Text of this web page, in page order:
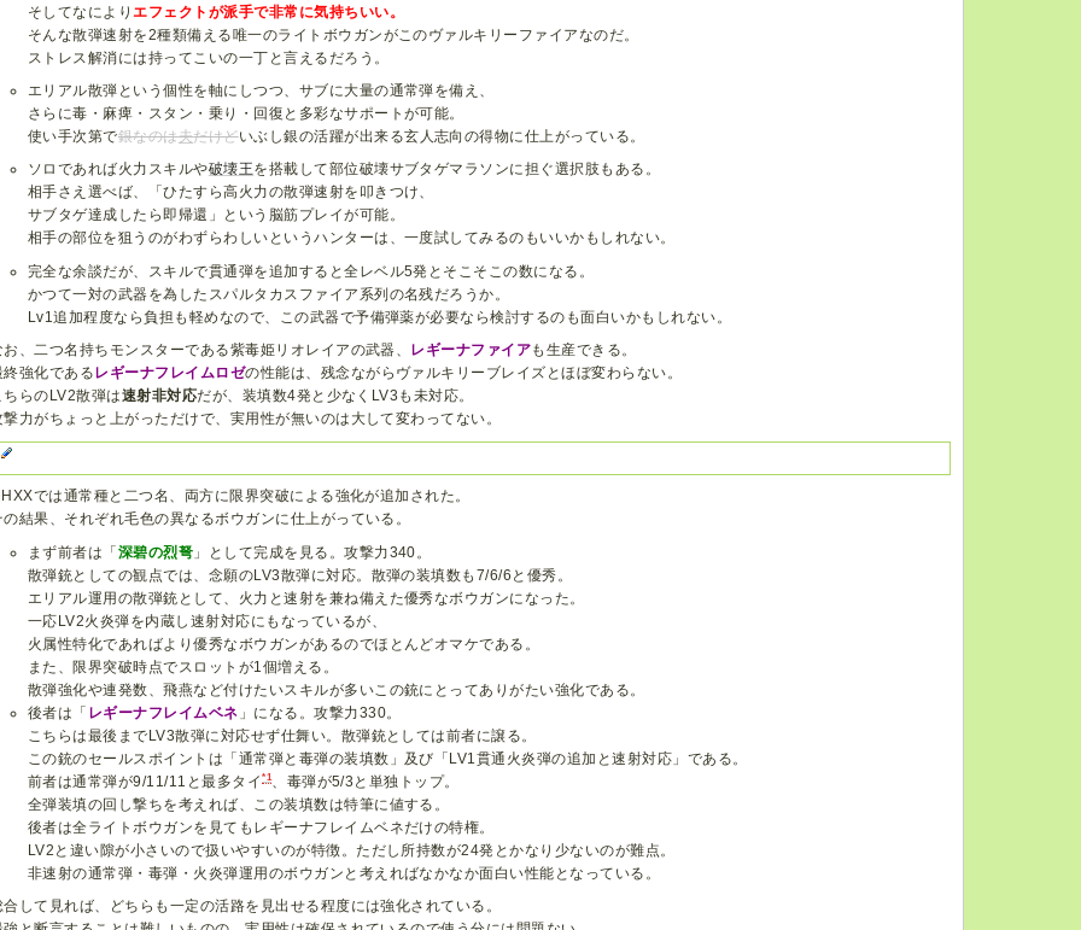
そしてなにより エフェクトが派手で非常に気持ちいい。
そんな散弾速射を2種類備える唯一のライトボウガンがこのヴァルキリーファイアなのだ。
ストレス解消には持ってこいの一丁と言えるだろう。
エリアル散弾という個性を軸にしつつ、サブに大量の通常弾を備え、
さらに毒・麻痺・スタン・乗り・回復と多彩なサポートが可能。
使い手次第で銀なのは夫だけどいぶし銀の活躍が出来る玄人志向の得物に仕上がっている。
ソロであれば火力スキルや破壊王を搭載して部位破壊サブタゲマラソンに担ぐ選択肢もある。
相手さえ選べば、「ひたすら高火力の散弾速射を叩きつけ、
サブタゲ達成したら即帰還」という脳筋プレイが可能。
相手の部位を狙うのがわずらわしいというハンターは、一度試してみるのもいいかもしれない。
完全な余談だが、スキルで貫通弾を追加すると全レベル5発とそこそこの数になる。
かつて一対の武器を為したスパルタカスファイア系列の名残だろうか。
Lv1追加程度なら負担も軽めなので、この武器で予備弾薬が必要なら検討するのも面白いかもしれない。
お、二つ名持ちモンスターである紫毒姫リオレイアの武器、
レギーナファイアも生産できる。
終強化である レギーナフレイムロゼの性能は、残念ながらヴァルキリーブレイズとほぼ変わらない。
ちらのLV2散弾は速射非対応だが、装填数4発と少なくLV3も未対応。
撃力がちょっと上がっただけで、実用性が無いのは大して変わってない。
では通常種と二つ名、両方に限界突破による強化が追加された。
の結果、それぞれ毛色の異なるボウガンに仕上がっている。
まず前者は「深碧の烈弩 」として完成を見る。攻撃力340。
散弾銃としての観点では、念願のLV3散弾に対応。散弾の装填数も7/6/6と優秀。
エリアル運用の散弾銃として、火力と速射を兼ね備えた優秀なボウガンになった。
一応LV2火炎弾を内蔵し速射対応にもなっているが、
火属性特化であればより優秀なボウガンがあるのでほとんどオマケである。
また、限界突破時点でスロットが1個増える。
散弾強化や連発数、飛燕など付けたいスキルが多いこの銃にとってありがたい強化である。
後者は「 レギーナフレイムベネ 」になる。攻撃力330。
こちらは最後までLV3散弾に対応せず仕舞い。散弾銃としては前者に譲る。
この銃のセールスポイントは「通常弾と毒弾の装填数」及び「LV1貫通火炎弾の追加と速射対応」である。
前者は通常弾が9/11/11と最多タイ*1、毒弾が5/3と単独トップ。
全弾装填の回し撃ちを考えれば、この装填数は特筆に値する。
後者は全ライトボウガンを見てもレギーナフレイムベネだけの特権。
LV2と違い隙が小さいので扱いやすいのが特徴。ただし所持数が24発とかなり少ないのが難点。
非速射の通常弾・毒弾・火炎弾運用のボウガンと考えればなかなか面白い性能となっている。
合して見れば、どちらも一定の活路を見出せる程度には強化されている。